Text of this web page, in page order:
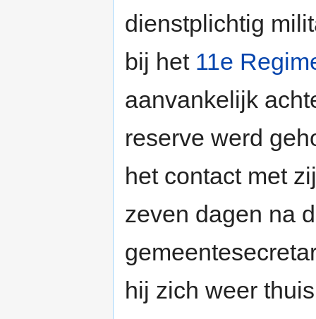
dienstplichtig
bij het 11e
aanvankelijk
reserve werd
het contact met
zeven dagen na
hij zich weer